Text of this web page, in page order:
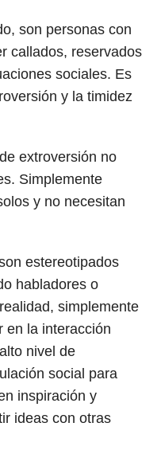
son personas con
callados, reservados
sociales. Es
y la timidez
extroversión no
Simplemente
y no necesitan
estereotipados
habladores o
simplemente
en la interacción
nivel de
social para
inspiración y
ideas con otras